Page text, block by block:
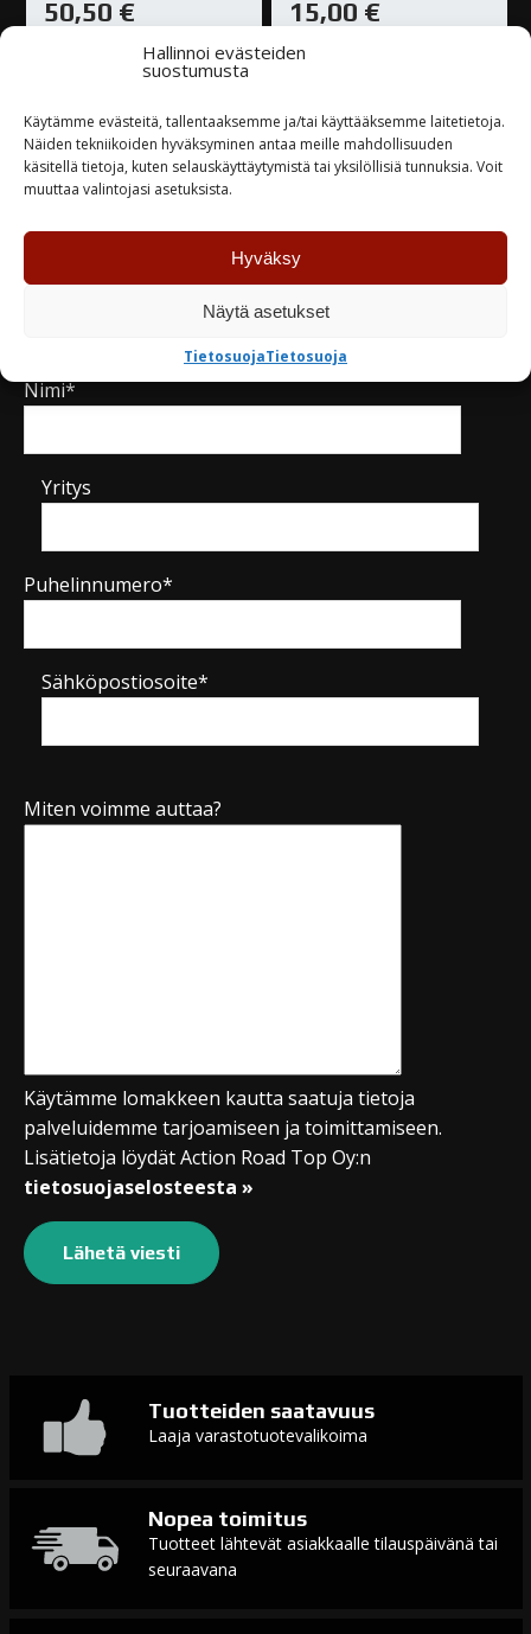
Hallinnoi evästeiden
suostumusta
Käytämme evästeitä, tallentaaksemme ja/tai käyttääksemme laitetietoja.
Näiden tekniikoiden hyväksyminen antaa meille mahdollisuuden
käsitellä tietoja, kuten selauskäyttäytymistä tai yksilöllisiä tunnuksia. Voit
muuttaa valintojasi asetuksista.
Hyväksy
Näytä asetukset
TietosuojaTietosuoja
50,50 €
Loppu varastosta
TUTUSTU
15,00 €
TUTUSTU
Kysy tuotteesta / ota yhteyttä
Nimi*
Yritys
Puhelinnumero*
Sähköpostiosoite*
Miten voimme auttaa?
Käytämme lomakkeen kautta saatuja tietoja
palveluidemme tarjoamiseen ja toimittamiseen.
Lisätietoja löydät Action Road Top Oy:n
tietosuojaselosteesta »
Tuotteiden saatavuus
Laaja varastotuotevalikoima
Nopea toimitus
Tuotteet lähtevät asiakkaalle tilauspäivänä tai
seuraavana